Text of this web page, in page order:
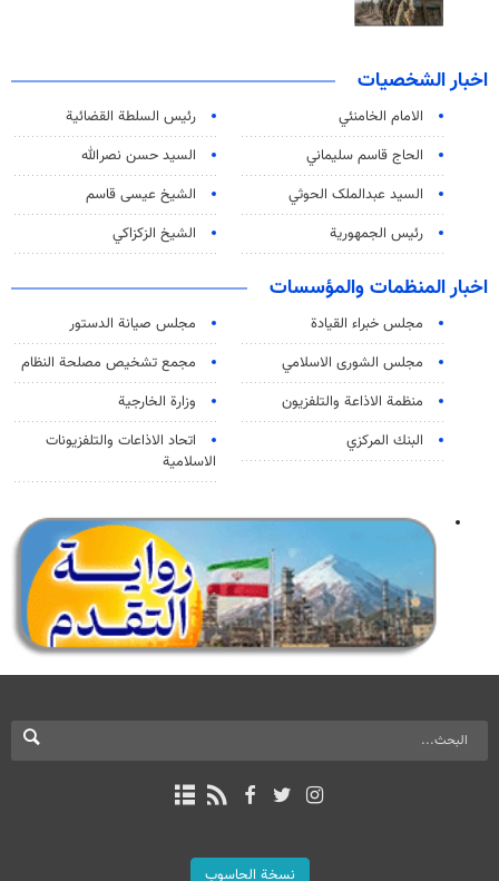
اخبار الشخصيات
الامام الخامنئي
رئیس السلطة القضائیة
الحاج قاسم سليماني
السيد حسن نصرالله
السید عبدالملک الحوثي
الشيخ عيسى قاسم
رئيس الجمهورية
الشيخ الزكزاكي
اخبار المنظمات والمؤسسات
مجلس خبراء القيادة
مجلس صيانة الدستور
مجلس الشورى الاسلامي
مجمع تشخيص مصلحة النظام
منظمة الاذاعة والتلفزیون
وزارة الخارجية
البنك المركزي
اتحاد الاذاعات والتلفزيونات
الاسلامية
نسخة الحاسوب